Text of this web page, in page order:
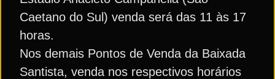
Caetano do Sul) venda será das 11 às 17
horas.
Nos demais Pontos de Venda da Baixada
Santista, venda nos respectivos horários